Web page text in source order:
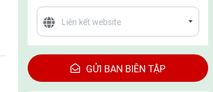
GỬI BAN BIÊN TẬP